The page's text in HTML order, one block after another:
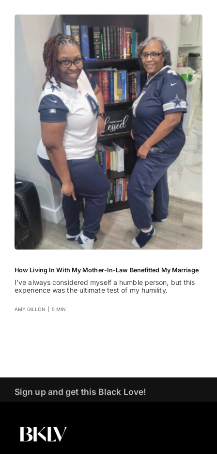
How Living In With My Mother-In-Law Benefitted My Marriage
I’ve always considered myself a humble person, but this
experience was the ultimate test of my humility.
AMY GILLON 5 MIN
Sign up and get this Black Love!